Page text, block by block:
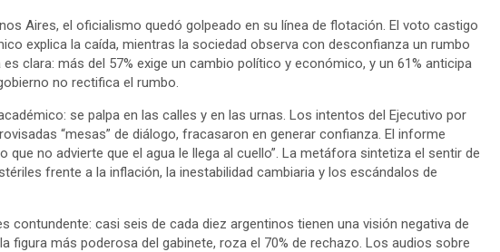
Aires, el oficialismo quedó golpeado en su línea de flotación. El voto castigo
explica la caída, mientras la sociedad observa con desconfianza un rumbo
clara: más del 57% exige un cambio político y económico, y un 61% anticipa
no rectifica el rumbo.
se palpa en las calles y en las urnas. Los intentos del Ejecutivo por
“mesas” de diálogo, fracasaron en generar confianza. El informe
que no advierte que el agua le llega al cuello”. La metáfora sintetiza el sentir de
frente a la inflación, la inestabilidad cambiaria y los escándalos de
contundente: casi seis de cada diez argentinos tienen una visión negativa de
figura más poderosa del gabinete, roza el 70% de rechazo. Los audios sobre